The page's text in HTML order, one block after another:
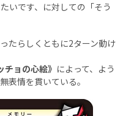
です、に対しての「そう
たらしくともに2ターン動け
チョの心絵》 によって、よう
表情を貫いている。